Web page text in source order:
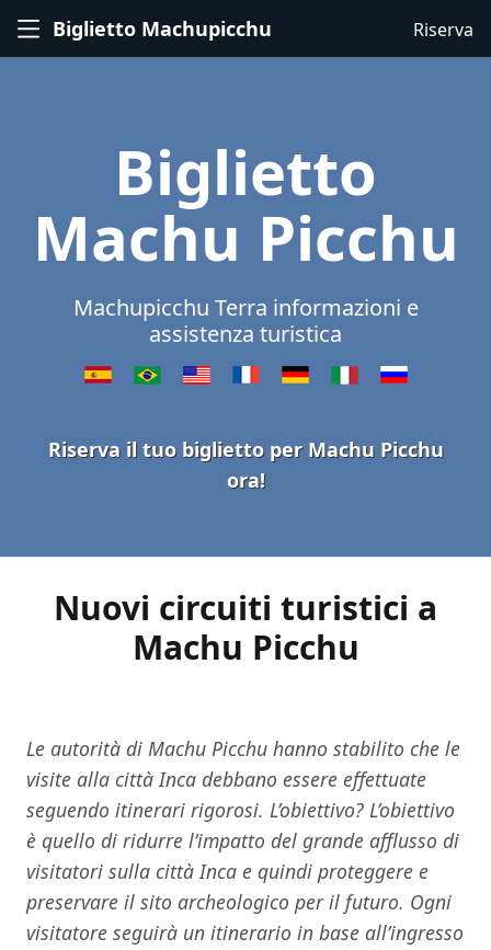
Biglietto Machupicchu Riserva
Biglietto
Machu Picchu
Machupicchu Terra informazioni e
assistenza turistica
Riserva il tuo biglietto per Machu Picchu
ora!
Nuovi circuiti turistici a
Machu Picchu
Le autorità di Machu Picchu hanno stabilito che le
visite alla città Inca debbano essere effettuate
seguendo itinerari rigorosi. L’obiettivo? L’obiettivo
è quello di ridurre l’impatto del grande afflusso di
visitatori sulla città Inca e quindi proteggere e
preservare il sito archeologico per il futuro. Ogni
visitatore seguirà un itinerario in base all’ingresso